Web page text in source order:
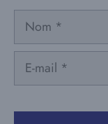
Nom
mail